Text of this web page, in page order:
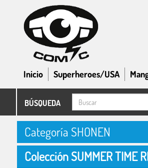
Inicio Superheroes/USA
BÚSQUEDA
Categoría SHONEN
Colección SUMMER TIME